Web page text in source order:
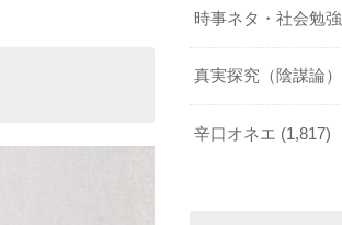
時事ネタ・社会勉強
真実探究（陰謀論）
辛口オネエ (1,817)